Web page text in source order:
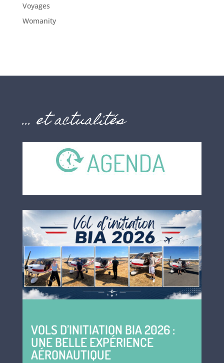
Voyages
Womanity
… et actualités
VOLS D’INITIATION BIA 2026 :
UNE BELLE EXPÉRIENCE
AÉRONAUTIQUE